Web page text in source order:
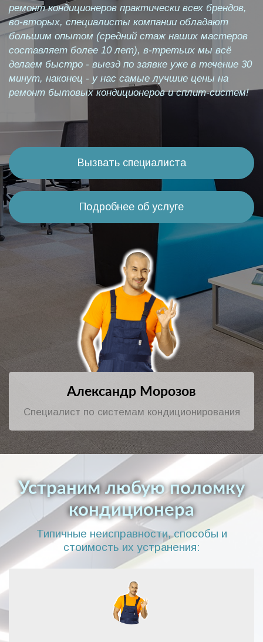
ремонт кондиционеров практически всех брендов,
во-вторых, специалисты компании обладают
большим опытом (средний стаж наших мастеров
составляет более 10 лет), в-третьих мы всё
делаем быстро - выезд по заявке уже в течение 30
минут, наконец - у нас самые лучшие цены на
ремонт бытовых кондиционеров и сплит-систем!
Вызвать специалиста
Подробнее об услуге
Александр Морозов
Специалист по системам кондиционирования
Устраним любую поломку
кондиционера
Типичные неисправности, способы и
стоимость их устранения: